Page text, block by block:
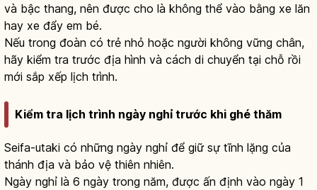
và bậc thang, nên được cho là không thể vào bằng xe lăn
hay xe đẩy em bé.
Nếu trong đoàn có trẻ nhỏ hoặc người không vững chân,
hãy kiểm tra trước địa hình và cách di chuyển tại chỗ rồi
mới sắp xếp lịch trình.
Kiểm tra lịch trình ngày nghỉ trước khi ghé thăm
Seifa-utaki có những ngày nghỉ để giữ sự tĩnh lặng của
thánh địa và bảo vệ thiên nhiên.
Ngày nghỉ là 6 ngày trong năm, được ấn định vào ngày 1